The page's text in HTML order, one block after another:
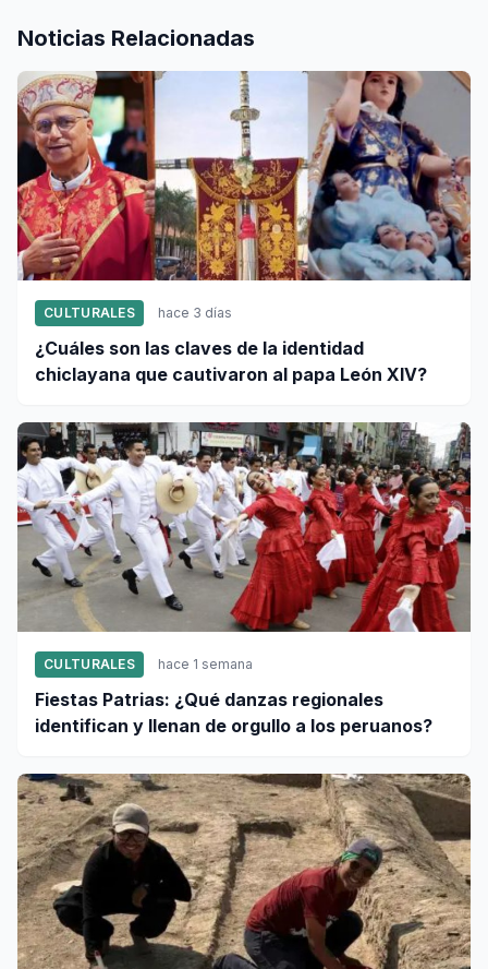
Noticias Relacionadas
CULTURALES hace 3 días
¿Cuáles son las claves de la identidad
chiclayana que cautivaron al papa León XIV?
CULTURALES hace 1 semana
Fiestas Patrias: ¿Qué danzas regionales
identifican y llenan de orgullo a los peruanos?